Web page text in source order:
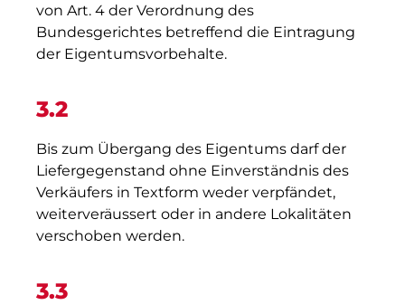
von Art. 4 der Verordnung des
Bundesgerichtes betreffend die Eintragung
der Eigentumsvorbehalte.
3.2
Bis zum Übergang des Eigentums darf der
Liefergegenstand ohne Einverständnis des
Verkäufers in Textform weder verpfändet,
weiterveräussert oder in andere Lokalitäten
verschoben werden.
3.3